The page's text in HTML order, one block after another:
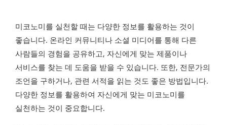
미코노미를 실천할 때는 다양한 정보를 활용하는 것이
좋습니다. 온라인 커뮤니티나 소셜 미디어를 통해 다른
사람들의 경험을 공유하고, 자신에게 맞는 제품이나
서비스를 찾는 데 도움을 받을 수 있습니다. 또한, 전문가의
조언을 구하거나, 관련 서적을 읽는 것도 좋은 방법입니다.
다양한 정보를 활용하여 자신에게 맞는 미코노미를
실천하는 것이 중요합니다.